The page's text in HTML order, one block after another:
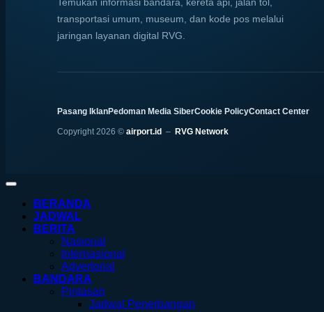
transportasi umum, museum, dan kode pos melalui
jaringan layanan digital RVG.
Pasang IklanPedoman Media SiberCookie PolicyContact Center
Copyright 2026 © airport.id – RVG Network
BERANDA
JADWAL
BERITA
Nasional
Internasional
Advertorial
BANDARA
Pintasan
Jadwal Penerbangan